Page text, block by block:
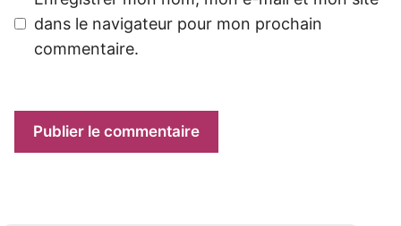
dans le navigateur pour mon prochain
commentaire.